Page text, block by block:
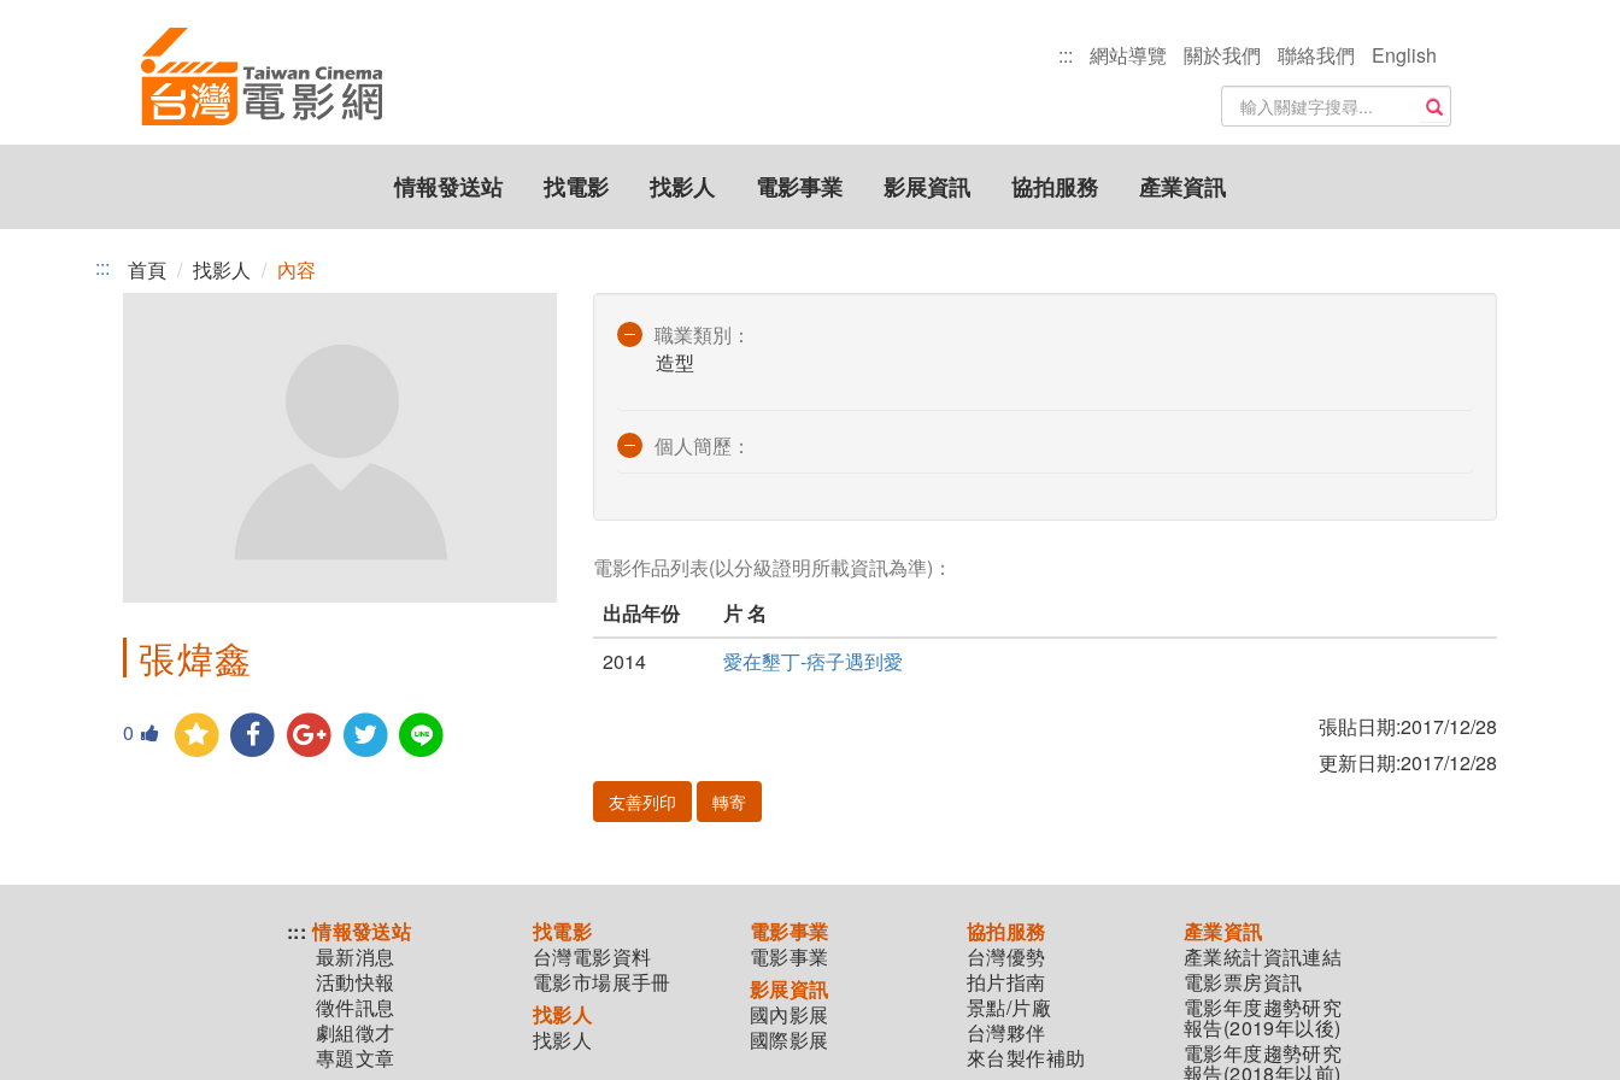
::: 網站導覽 關於我們 聯絡我們
English
站
內
搜
尋
關
鍵
搜尋
情報發送站 找電影 找影人 電影事業 影展資訊 協拍服務 產業資訊
::: 首頁 找影人 內容
張煒鑫
0
職業類別：
造型
個人簡歷：
電影作品列表(以分級證明所載資訊為準)：
出品年份
片 名
2014
愛在墾丁-痞子遇到愛
張貼日期:2017/12/28
更新日期:2017/12/28
友善列印 轉寄
::: 情報發送站
最新消息
活動快報
徵件訊息
劇組徵才
專題文章
找電影
台灣電影資料
電影市場展手冊
找影人
找影人
電影事業
電影事業
影展資訊
國內影展
國際影展
協拍服務
台灣優勢
拍片指南
景點/片廠
台灣夥伴
來台製作補助
產業資訊
產業統計資訊連結
電影票房資訊
電影年度趨勢研究
報告(2019年以後)
電影年度趨勢研究
報告(2018年以前)